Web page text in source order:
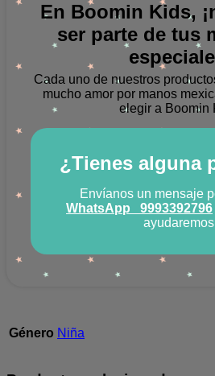
En Boomin Kids,
ser parte de tus
Cada uno de nuestros
mucho amor por manos
elegir a Boomin
¿Tienes alguna
Envíanos un mensaje
WhatsApp
9993392796
Género Niña